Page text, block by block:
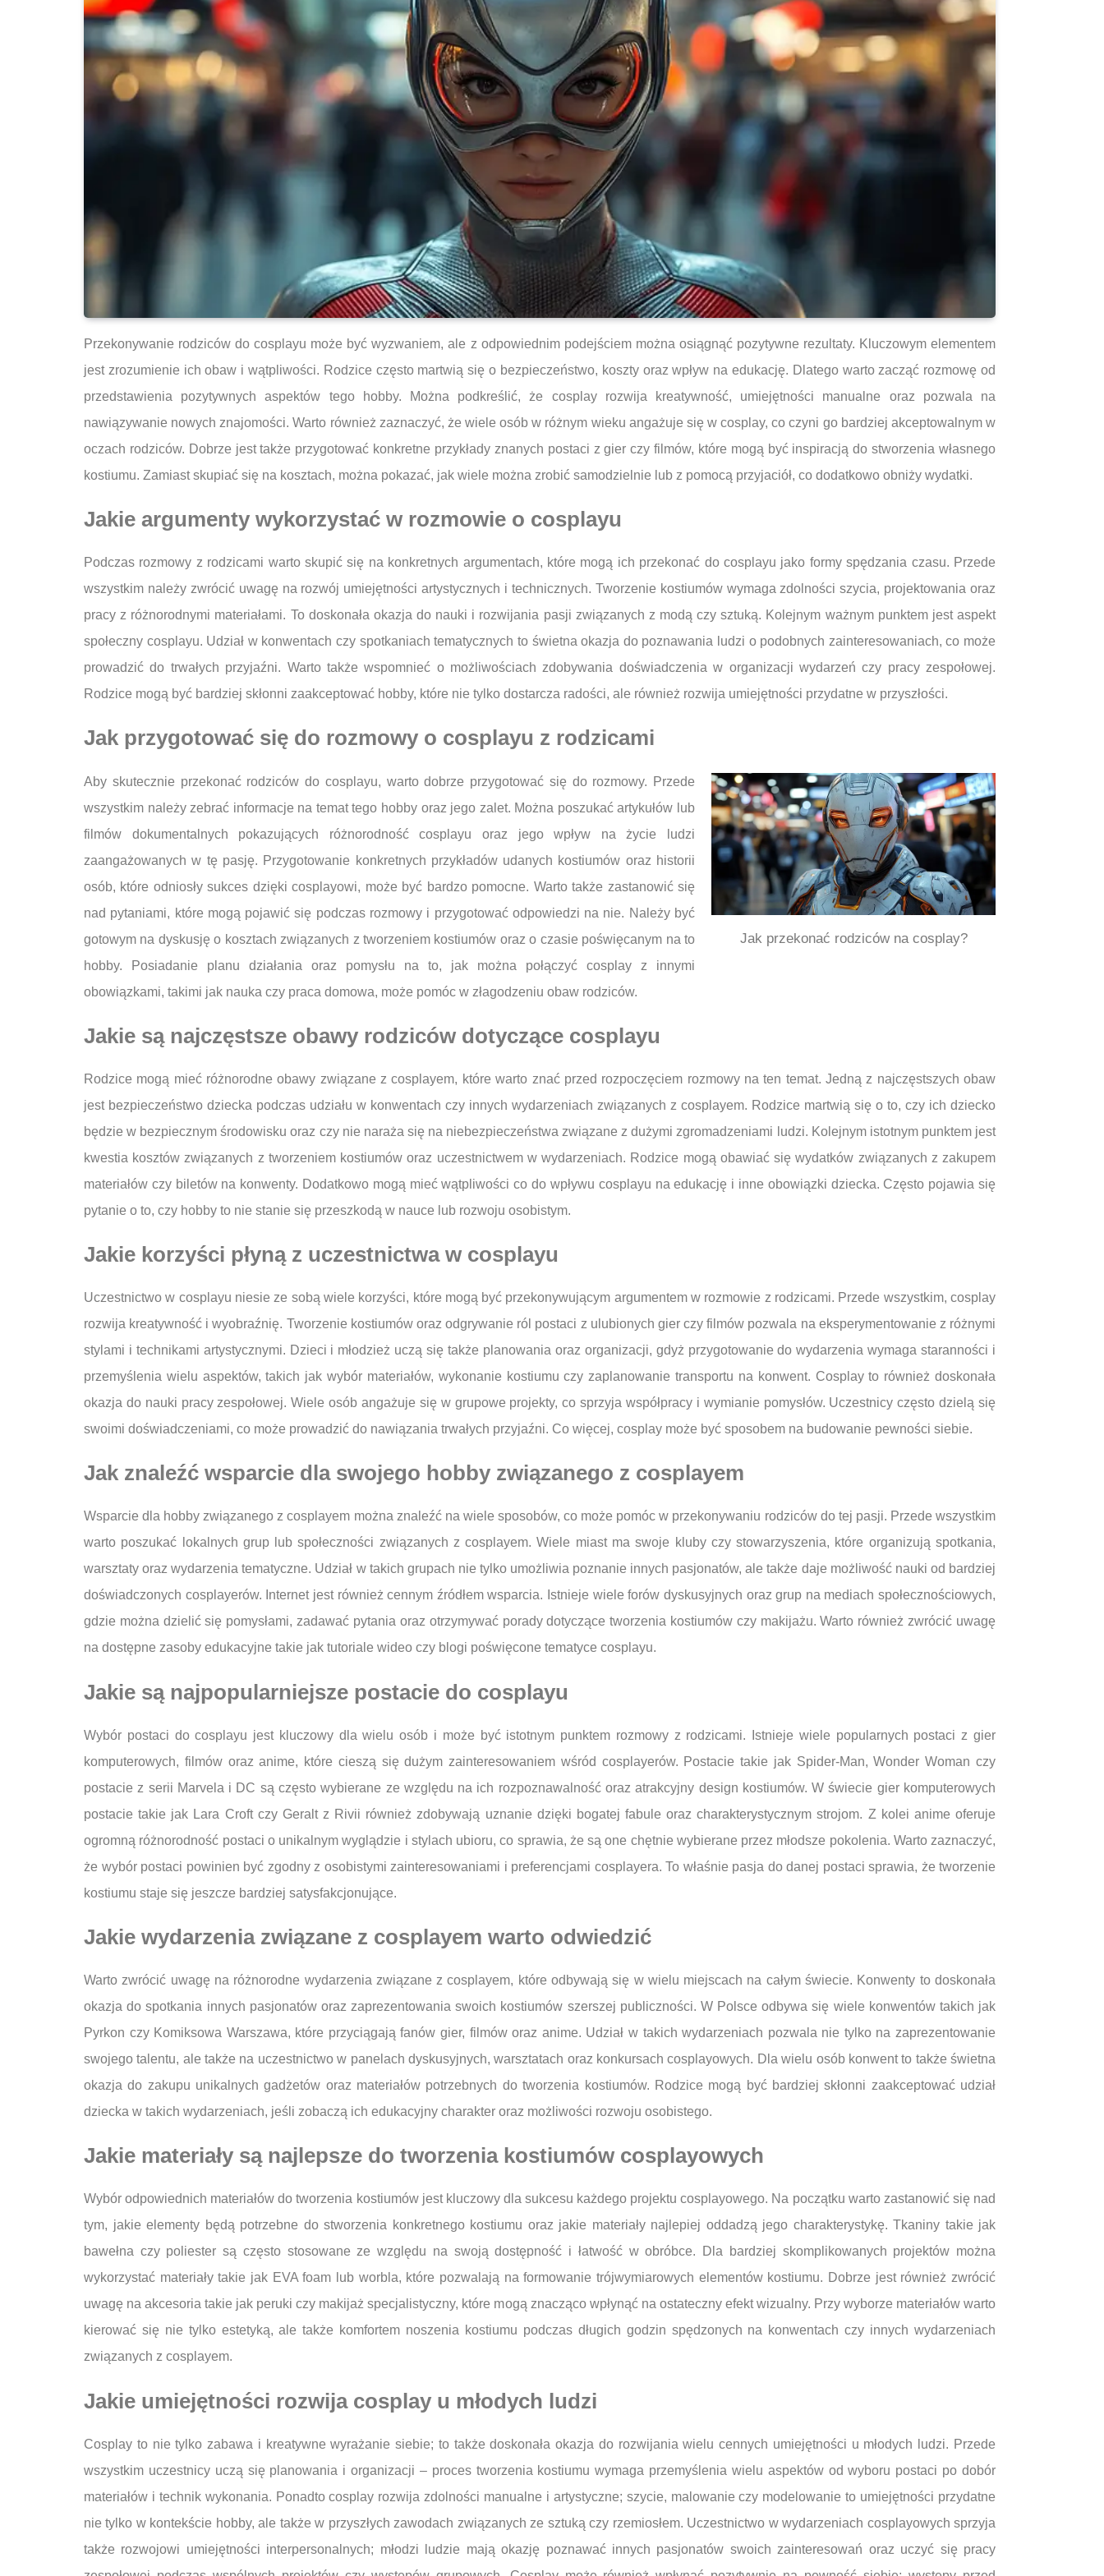
Przekonywanie rodziców do cosplayu może być wyzwaniem, ale z odpowiednim podejściem można osiągnąć pozytywne rezultaty. Kluczowym elementem
jest zrozumienie ich obaw i wątpliwości. Rodzice często martwią się o bezpieczeństwo, koszty oraz wpływ na edukację. Dlatego warto zacząć rozmowę od
przedstawienia pozytywnych aspektów tego hobby. Można podkreślić, że cosplay rozwija kreatywność, umiejętności manualne oraz pozwala na
nawiązywanie nowych znajomości. Warto również zaznaczyć, że wiele osób w różnym wieku angażuje się w cosplay, co czyni go bardziej akceptowalnym w
oczach rodziców. Dobrze jest także przygotować konkretne przykłady znanych postaci z gier czy filmów, które mogą być inspiracją do stworzenia własnego
kostiumu. Zamiast skupiać się na kosztach, można pokazać, jak wiele można zrobić samodzielnie lub z pomocą przyjaciół, co dodatkowo obniży wydatki.
Jakie argumenty wykorzystać w rozmowie o cosplayu
Podczas rozmowy z rodzicami warto skupić się na konkretnych argumentach, które mogą ich przekonać do cosplayu jako formy spędzania czasu. Przede
wszystkim należy zwrócić uwagę na rozwój umiejętności artystycznych i technicznych. Tworzenie kostiumów wymaga zdolności szycia, projektowania oraz
pracy z różnorodnymi materiałami. To doskonała okazja do nauki i rozwijania pasji związanych z modą czy sztuką. Kolejnym ważnym punktem jest aspekt
społeczny cosplayu. Udział w konwentach czy spotkaniach tematycznych to świetna okazja do poznawania ludzi o podobnych zainteresowaniach, co może
prowadzić do trwałych przyjaźni. Warto także wspomnieć o możliwościach zdobywania doświadczenia w organizacji wydarzeń czy pracy zespołowej.
Rodzice mogą być bardziej skłonni zaakceptować hobby, które nie tylko dostarcza radości, ale również rozwija umiejętności przydatne w przyszłości.
Jak przygotować się do rozmowy o cosplayu z rodzicami
Jak przekonać rodziców na cosplay?
Aby skutecznie przekonać rodziców do cosplayu, warto dobrze przygotować się do rozmowy. Przede
wszystkim należy zebrać informacje na temat tego hobby oraz jego zalet. Można poszukać artykułów lub
filmów dokumentalnych pokazujących różnorodność cosplayu oraz jego wpływ na życie ludzi
zaangażowanych w tę pasję. Przygotowanie konkretnych przykładów udanych kostiumów oraz historii
osób, które odniosły sukces dzięki cosplayowi, może być bardzo pomocne. Warto także zastanowić się
nad pytaniami, które mogą pojawić się podczas rozmowy i przygotować odpowiedzi na nie. Należy być
gotowym na dyskusję o kosztach związanych z tworzeniem kostiumów oraz o czasie poświęcanym na to
hobby. Posiadanie planu działania oraz pomysłu na to, jak można połączyć cosplay z innymi
obowiązkami, takimi jak nauka czy praca domowa, może pomóc w złagodzeniu obaw rodziców.
Jakie są najczęstsze obawy rodziców dotyczące cosplayu
Rodzice mogą mieć różnorodne obawy związane z cosplayem, które warto znać przed rozpoczęciem rozmowy na ten temat. Jedną z najczęstszych obaw
jest bezpieczeństwo dziecka podczas udziału w konwentach czy innych wydarzeniach związanych z cosplayem. Rodzice martwią się o to, czy ich dziecko
będzie w bezpiecznym środowisku oraz czy nie naraża się na niebezpieczeństwa związane z dużymi zgromadzeniami ludzi. Kolejnym istotnym punktem jest
kwestia kosztów związanych z tworzeniem kostiumów oraz uczestnictwem w wydarzeniach. Rodzice mogą obawiać się wydatków związanych z zakupem
materiałów czy biletów na konwenty. Dodatkowo mogą mieć wątpliwości co do wpływu cosplayu na edukację i inne obowiązki dziecka. Często pojawia się
pytanie o to, czy hobby to nie stanie się przeszkodą w nauce lub rozwoju osobistym.
Jakie korzyści płyną z uczestnictwa w cosplayu
Uczestnictwo w cosplayu niesie ze sobą wiele korzyści, które mogą być przekonywującym argumentem w rozmowie z rodzicami. Przede wszystkim, cosplay
rozwija kreatywność i wyobraźnię. Tworzenie kostiumów oraz odgrywanie ról postaci z ulubionych gier czy filmów pozwala na eksperymentowanie z różnymi
stylami i technikami artystycznymi. Dzieci i młodzież uczą się także planowania oraz organizacji, gdyż przygotowanie do wydarzenia wymaga staranności i
przemyślenia wielu aspektów, takich jak wybór materiałów, wykonanie kostiumu czy zaplanowanie transportu na konwent. Cosplay to również doskonała
okazja do nauki pracy zespołowej. Wiele osób angażuje się w grupowe projekty, co sprzyja współpracy i wymianie pomysłów. Uczestnicy często dzielą się
swoimi doświadczeniami, co może prowadzić do nawiązania trwałych przyjaźni. Co więcej, cosplay może być sposobem na budowanie pewności siebie.
Jak znaleźć wsparcie dla swojego hobby związanego z cosplayem
Wsparcie dla hobby związanego z cosplayem można znaleźć na wiele sposobów, co może pomóc w przekonywaniu rodziców do tej pasji. Przede wszystkim
warto poszukać lokalnych grup lub społeczności związanych z cosplayem. Wiele miast ma swoje kluby czy stowarzyszenia, które organizują spotkania,
warsztaty oraz wydarzenia tematyczne. Udział w takich grupach nie tylko umożliwia poznanie innych pasjonatów, ale także daje możliwość nauki od bardziej
doświadczonych cosplayerów. Internet jest również cennym źródłem wsparcia. Istnieje wiele forów dyskusyjnych oraz grup na mediach społecznościowych,
gdzie można dzielić się pomysłami, zadawać pytania oraz otrzymywać porady dotyczące tworzenia kostiumów czy makijażu. Warto również zwrócić uwagę
na dostępne zasoby edukacyjne takie jak tutoriale wideo czy blogi poświęcone tematyce cosplayu.
Jakie są najpopularniejsze postacie do cosplayu
Wybór postaci do cosplayu jest kluczowy dla wielu osób i może być istotnym punktem rozmowy z rodzicami. Istnieje wiele popularnych postaci z gier
komputerowych, filmów oraz anime, które cieszą się dużym zainteresowaniem wśród cosplayerów. Postacie takie jak Spider-Man, Wonder Woman czy
postacie z serii Marvela i DC są często wybierane ze względu na ich rozpoznawalność oraz atrakcyjny design kostiumów. W świecie gier komputerowych
postacie takie jak Lara Croft czy Geralt z Rivii również zdobywają uznanie dzięki bogatej fabule oraz charakterystycznym strojom. Z kolei anime oferuje
ogromną różnorodność postaci o unikalnym wyglądzie i stylach ubioru, co sprawia, że są one chętnie wybierane przez młodsze pokolenia. Warto zaznaczyć,
że wybór postaci powinien być zgodny z osobistymi zainteresowaniami i preferencjami cosplayera. To właśnie pasja do danej postaci sprawia, że tworzenie
kostiumu staje się jeszcze bardziej satysfakcjonujące.
Jakie wydarzenia związane z cosplayem warto odwiedzić
Warto zwrócić uwagę na różnorodne wydarzenia związane z cosplayem, które odbywają się w wielu miejscach na całym świecie. Konwenty to doskonała
okazja do spotkania innych pasjonatów oraz zaprezentowania swoich kostiumów szerszej publiczności. W Polsce odbywa się wiele konwentów takich jak
Pyrkon czy Komiksowa Warszawa, które przyciągają fanów gier, filmów oraz anime. Udział w takich wydarzeniach pozwala nie tylko na zaprezentowanie
swojego talentu, ale także na uczestnictwo w panelach dyskusyjnych, warsztatach oraz konkursach cosplayowych. Dla wielu osób konwent to także świetna
okazja do zakupu unikalnych gadżetów oraz materiałów potrzebnych do tworzenia kostiumów. Rodzice mogą być bardziej skłonni zaakceptować udział
dziecka w takich wydarzeniach, jeśli zobaczą ich edukacyjny charakter oraz możliwości rozwoju osobistego.
Jakie materiały są najlepsze do tworzenia kostiumów cosplayowych
Wybór odpowiednich materiałów do tworzenia kostiumów jest kluczowy dla sukcesu każdego projektu cosplayowego. Na początku warto zastanowić się nad
tym, jakie elementy będą potrzebne do stworzenia konkretnego kostiumu oraz jakie materiały najlepiej oddadzą jego charakterystykę. Tkaniny takie jak
bawełna czy poliester są często stosowane ze względu na swoją dostępność i łatwość w obróbce. Dla bardziej skomplikowanych projektów można
wykorzystać materiały takie jak EVA foam lub worbla, które pozwalają na formowanie trójwymiarowych elementów kostiumu. Dobrze jest również zwrócić
uwagę na akcesoria takie jak peruki czy makijaż specjalistyczny, które mogą znacząco wpłynąć na ostateczny efekt wizualny. Przy wyborze materiałów warto
kierować się nie tylko estetyką, ale także komfortem noszenia kostiumu podczas długich godzin spędzonych na konwentach czy innych wydarzeniach
związanych z cosplayem.
Jakie umiejętności rozwija cosplay u młodych ludzi
Cosplay to nie tylko zabawa i kreatywne wyrażanie siebie; to także doskonała okazja do rozwijania wielu cennych umiejętności u młodych ludzi. Przede
wszystkim uczestnicy uczą się planowania i organizacji – proces tworzenia kostiumu wymaga przemyślenia wielu aspektów od wyboru postaci po dobór
materiałów i technik wykonania. Ponadto cosplay rozwija zdolności manualne i artystyczne; szycie, malowanie czy modelowanie to umiejętności przydatne
nie tylko w kontekście hobby, ale także w przyszłych zawodach związanych ze sztuką czy rzemiosłem. Uczestnictwo w wydarzeniach cosplayowych sprzyja
także rozwojowi umiejętności interpersonalnych; młodzi ludzie mają okazję poznawać innych pasjonatów swoich zainteresowań oraz uczyć się pracy